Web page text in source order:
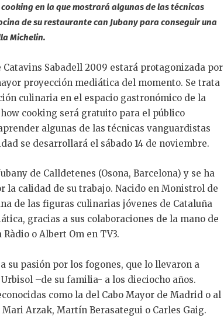
en la que mostrará algunas de las técnicas
de su restaurante can Jubany para conseguir una
Michelin.
Sabadell 2009 estará protagonizada por
proyección mediática del momento. Se trata
culinaria en el espacio gastronómico de la
cooking será gratuito para el público
algunas de las técnicas vanguardistas
se desarrollará el sábado 14 de noviembre.
de Calldetenes (Osona, Barcelona) y se ha
calidad de su trabajo. Nacido en Monistrol de
de las figuras culinarias jóvenes de Cataluña
gracias a sus colaboraciones de la mano de
o Albert Om en TV3.
su pasión por los fogones, que lo llevaron a
–de su familia- a los dieciocho años.
como la del Cabo Mayor de Madrid o al
Arzak, Martín Berasategui o Carles Gaig.